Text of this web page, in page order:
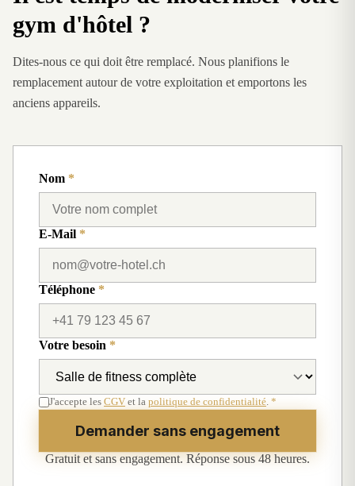
gym d'hôtel ?
Dites-nous ce qui doit être remplacé. Nous planifions le
remplacement autour de votre exploitation et emportons les
anciens appareils.
Nom *
E-Mail *
Téléphone *
Votre besoin *
J'accepte les CGV et la politique de confidentialité. *
Demander sans engagement
Gratuit et sans engagement. Réponse sous 48 heures.